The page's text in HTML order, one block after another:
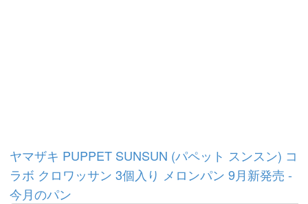
ヤマザキ PUPPET SUNSUN (パペット スンスン) コ
ラボ クロワッサン 3個入り メロンパン 9月新発売 -
今月のパン